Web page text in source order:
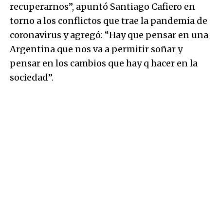
recuperarnos”, apuntó Santiago Cafiero en
torno a los conflictos que trae la pandemia de
coronavirus y agregó: “Hay que pensar en una
Argentina que nos va a permitir soñar y
pensar en los cambios que hay q hacer en la
sociedad”.